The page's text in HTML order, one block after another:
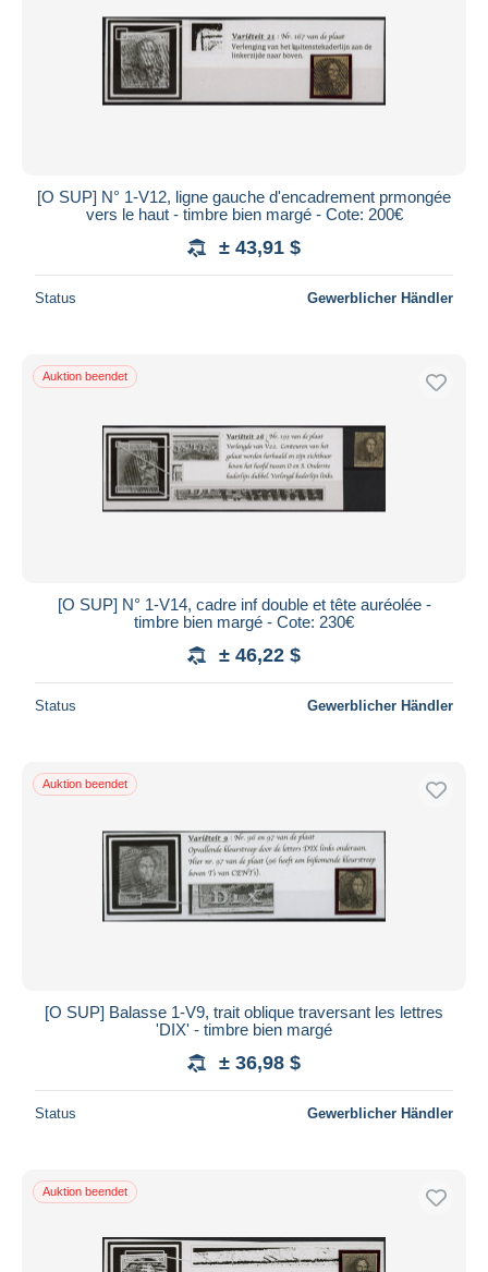
[O SUP] N° 1-V12, ligne gauche d'encadrement prmongée
vers le haut - timbre bien margé - Cote: 200€
± 43,91 $
Status Gewerblicher Händler
Auktion beendet
[O SUP] N° 1-V14, cadre inf double et tête auréolée -
timbre bien margé - Cote: 230€
± 46,22 $
Status Gewerblicher Händler
Auktion beendet
[O SUP] Balasse 1-V9, trait oblique traversant les lettres
'DIX' - timbre bien margé
± 36,98 $
Status Gewerblicher Händler
Auktion beendet